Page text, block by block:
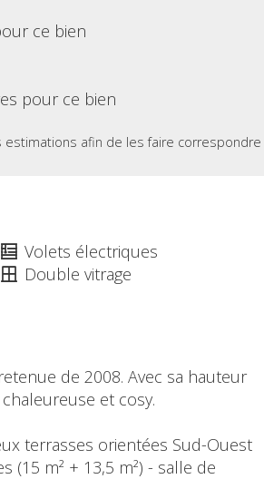
ce bien
pour ce bien
estimations afin de les faire correspondre
Volets électriques
Double vitrage
de 2008. Avec sa hauteur
et cosy.
terrasses orientées Sud-Ouest
(15 m² + 13,5 m²) - salle de